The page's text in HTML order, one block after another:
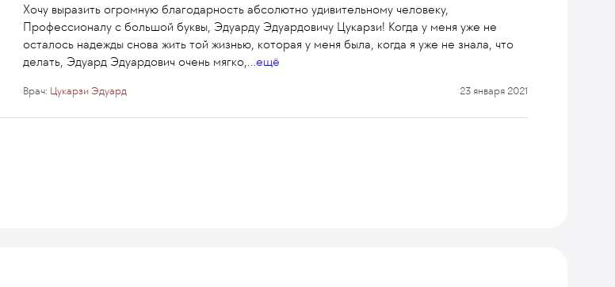
Хочу выразить огромную благодарность абсолютно удивительному человеку,
Профессионалу с большой буквы, Эдуарду Эдуардовичу Цукарзи! Когда у меня уже не
осталось надежды снова жить той жизнью, которая у меня была, когда я уже не знала, что
делать, Эдуард Эдуардович очень мягко,
ещё
Врач: Цукарзи Эдуард 23 января 2021